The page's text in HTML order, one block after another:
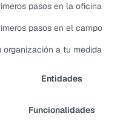
pasos en la oficina
pasos en el campo
organización a tu medida
Entidades
Funcionalidades